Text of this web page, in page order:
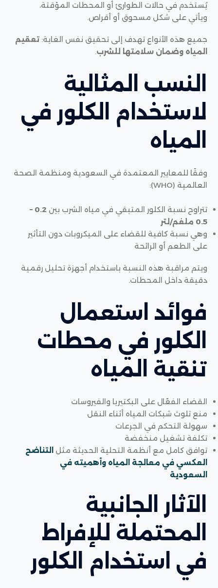
يُستخدم في حالات الطوارئ أو المحطات المؤقتة،
ويأتي على شكل مسحوق أو أقراص.
جميع هذه الأنواع تهدف إلى تحقيق نفس الغاية:تعقيم
المياه وضمان سلامتها للشرب.
النسب المثالية
لاستخدام الكلور في
المياه
وفقًا للمعايير المعتمدة في السعودية ومنظمة الصحة
العالمية (WHO):
تتراوح نسبة الكلور المتبقي في مياه الشرب بين
0.2 –
0.5 ملغم/لتر
وهي نسبة كافية للقضاء على الميكروبات دون التأثير
على الطعم أو الرائحة
ويتم مراقبة هذه النسبة باستخدام أجهزة تحليل رقمية
دقيقة داخل المحطات.
فوائد استعمال
الكلور في محطات
تنقية المياه
القضاء الفعّال على البكتيريا والفيروسات
منع تلوث شبكات المياه أثناء النقل
سهولة التحكم في الجرعات
تكلفة تشغيل منخفضة
توافق كامل مع أنظمة التحلية الحديثة مثل
التناضح
العكسي في معالجة المياه وأهميته في
السعودية
الآثار الجانبية
المحتملة للإفراط
في استخدام الكلور